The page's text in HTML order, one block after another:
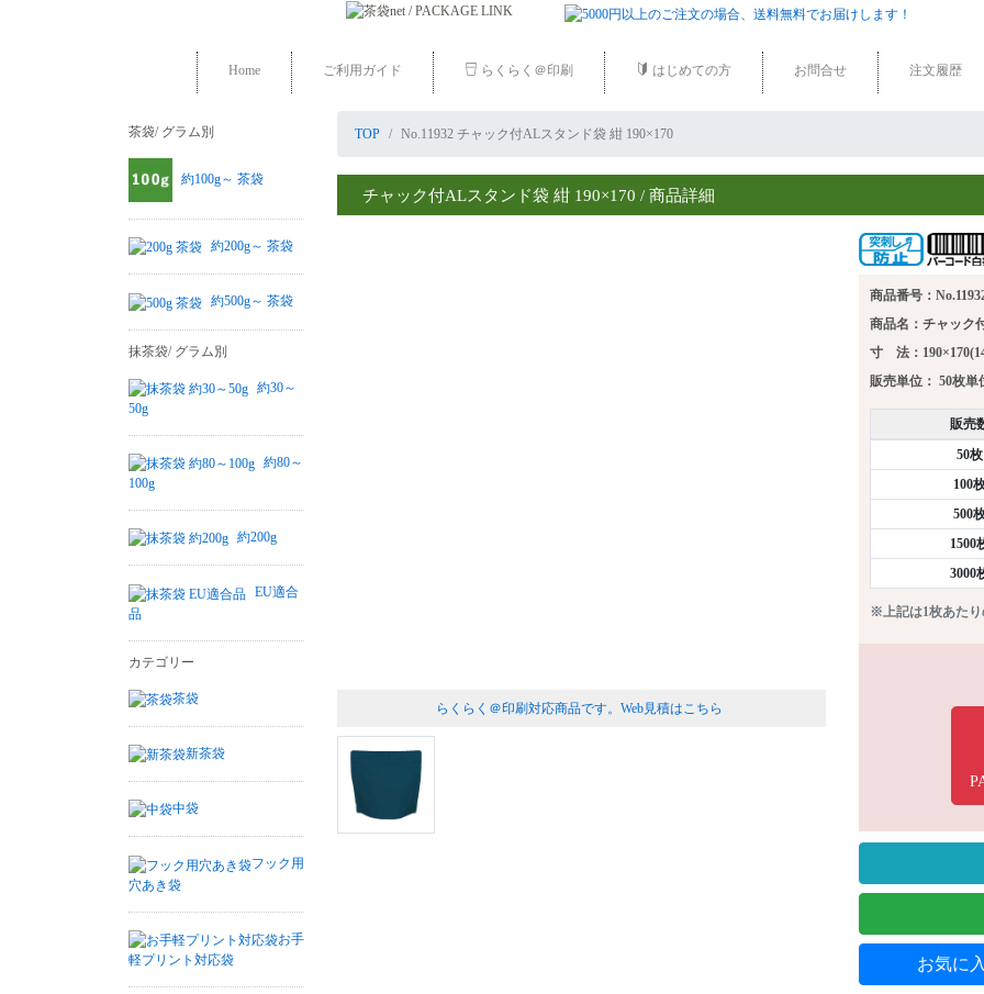
Home ご利用ガイド らくらく＠印刷 はじめての方 お問合せ 注文履歴
茶袋/ グラム別
約100g～ 茶袋
約200g～ 茶袋
約500g～ 茶袋
抹茶袋/ グラム別
約30～
50g
約80～
100g
約200g
EU適合
品
カテゴリー
茶袋
新茶袋
中袋
フック用
穴あき袋
お手
軽プリント対応袋
TOP No.11932 チャック付ALスタンド袋 紺 190×170
チャック付ALスタンド袋 紺 190×170 / 商品詳細
らくらく＠印刷対応商品です。 Web見積はこちら
商品番号：
商品名：チャック
寸 法：
販売単位： 50枚単
※上記は1枚あたり
販売
50
100
500
1500
3000
お気に